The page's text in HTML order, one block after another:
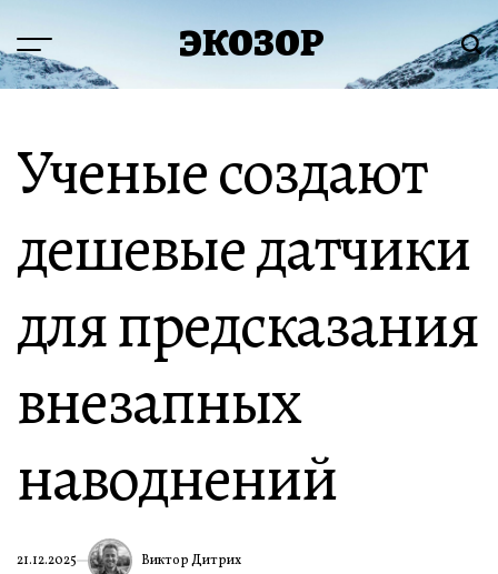
содержимому
Меню ЭКОЗОР
Ученые создают
дешевые датчики
для предсказания
внезапных
наводнений
21.12.2025 Виктор Дитрих